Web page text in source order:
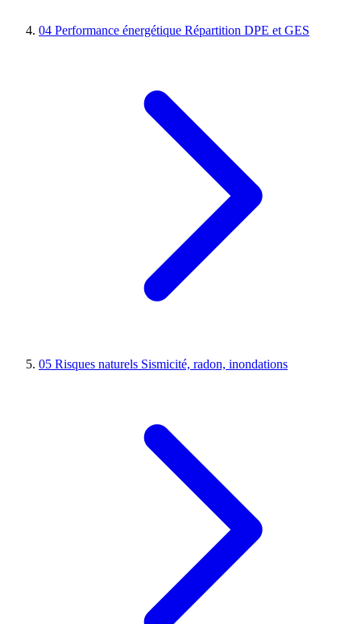
04 Performance énergétique Répartition DPE et GES
05 Risques naturels Sismicité, radon, inondations